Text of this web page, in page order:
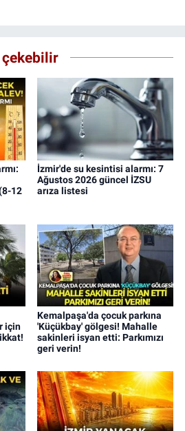
12
İzmir'de su kesintisi alarmı: 7
Ağustos 2026 güncel İZSU
arıza listesi
için
Kemalpaşa'da çocuk parkına
'Küçükbay' gölgesi! Mahalle
sakinleri isyan etti: Parkımızı
geri verin!